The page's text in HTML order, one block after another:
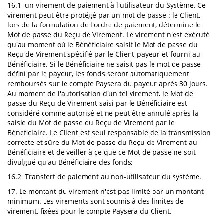
16.1. un virement de paiement à l'utilisateur du Système. Ce
virement peut être protégé par un mot de passe : le Client,
lors de la formulation de l'ordre de paiement, détermine le
Mot de passe du Reçu de Virement. Le virement n'est exécuté
qu'au moment où le Bénéficiaire saisit le Mot de passe du
Reçu de Virement spécifié par le Client-payeur et fourni au
Bénéficiaire. Si le Bénéficiaire ne saisit pas le mot de passe
défini par le payeur, les fonds seront automatiquement
remboursés sur le compte Paysera du payeur après 30 jours.
Au moment de l'autorisation d'un tel virement, le Mot de
passe du Reçu de Virement saisi par le Bénéficiaire est
considéré comme autorisé et ne peut être annulé après la
saisie du Mot de passe du Reçu de Virement par le
Bénéficiaire. Le Client est seul responsable de la transmission
correcte et sûre du Mot de passe du Reçu de Virement au
Bénéficiaire et de veiller à ce que ce Mot de passe ne soit
divulgué qu'au Bénéficiaire des fonds;
16.2. Transfert de paiement au non-utilisateur du système.
17. Le montant du virement n'est pas limité par un montant
minimum. Les virements sont soumis à des limites de
virement, fixées pour le compte Paysera du Client.